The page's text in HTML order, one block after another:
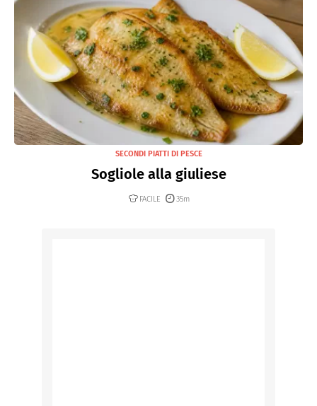
SECONDI PIATTI DI PESCE
Sogliole alla giuliese
FACILE 35m